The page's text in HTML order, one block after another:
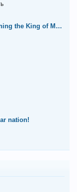
Martial Evolution: Start by Awakening the King of Monsters
nation!